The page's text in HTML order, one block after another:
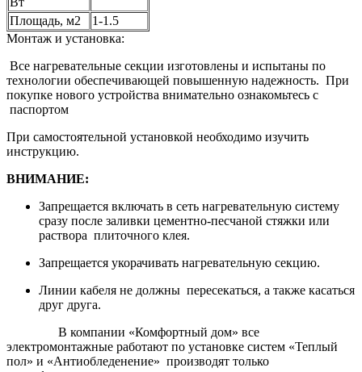
Площадь, м2
1-1.5
Монтаж и установка:
Все нагревательные секции изготовлены и испытаны по
технологии обеспечивающей повышенную надежность. При
покупке нового устройства внимательно ознакомьтесь с
паспортом
При самостоятельной установкой необходимо изучить
инструкцию.
ВНИМАНИЕ:
Запрещается включать в сеть нагревательную систему
сразу после заливки цементно-песчаной стяжки или
раствора плиточного клея.
Запрещается укорачивать нагревательную секцию.
Линии кабеля не должны пересекаться, а также касаться
друг друга.
В компании «Комфортный дом» все
электромонтажные работают по установке систем «Теплый
пол» и «Антиобледенение» производят только